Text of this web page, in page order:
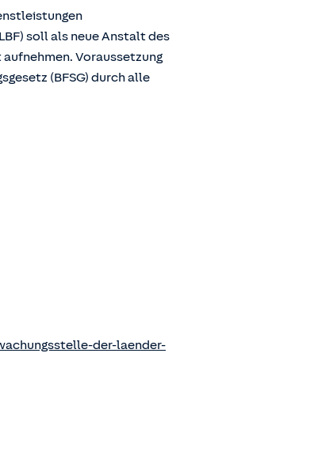
soll als neue Anstalt des
Voraussetzung
(BFSG) durch alle
der-laender-